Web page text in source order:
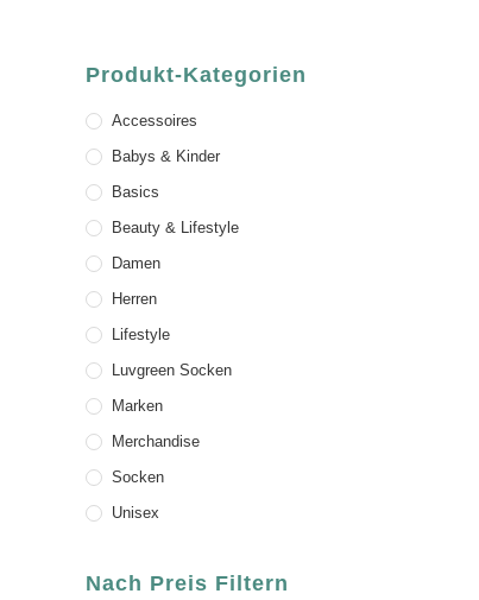
Produkt-Kategorien
Accessoires
Babys & Kinder
Basics
Beauty & Lifestyle
Damen
Herren
Lifestyle
Luvgreen Socken
Marken
Merchandise
Socken
Unisex
Nach Preis Filtern